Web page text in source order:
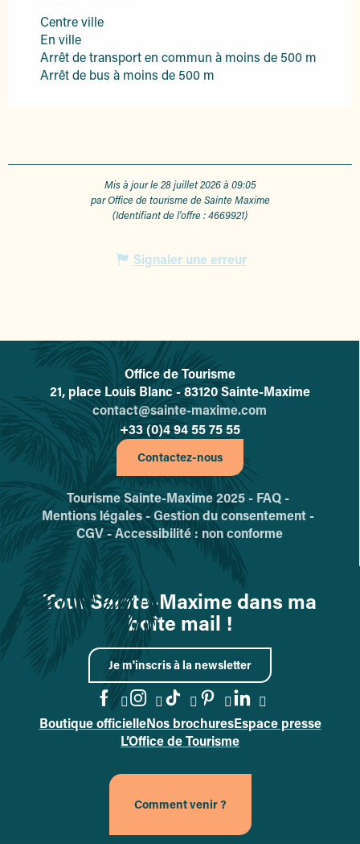
Centre ville
En ville
Arrêt de transport en commun à moins de 500 m
Arrêt de bus à moins de 500 m
Mis à jour le 28 juillet 2026 à 09:05
par Office de tourisme de Sainte Maxime
(Identifiant de l'offre :4669921)
Signaler une erreur
L'office de tourisme de Sainte-
Office de Tourisme
21, place Louis Blanc - 83120 Sainte-Maxime
contact@sainte-maxime.com
+33 (0)4 94 55 75 55
Contactez-nous
Tourisme Sainte-Maxime 2025 - FAQ -
Mentions légales -Gestion du consentement -
CGV -Accessibilité : non conforme
Tout Sainte-Maxime dans ma
boîte mail !
Je m'inscris à la newsletter
Accéder à la page Facebook
Accéder à la page
Accéder à la page
Accéder à la
Accéder à la
Boutique officielleNos brochuresEspace presse
L’Office de Tourisme
Comment venir ?